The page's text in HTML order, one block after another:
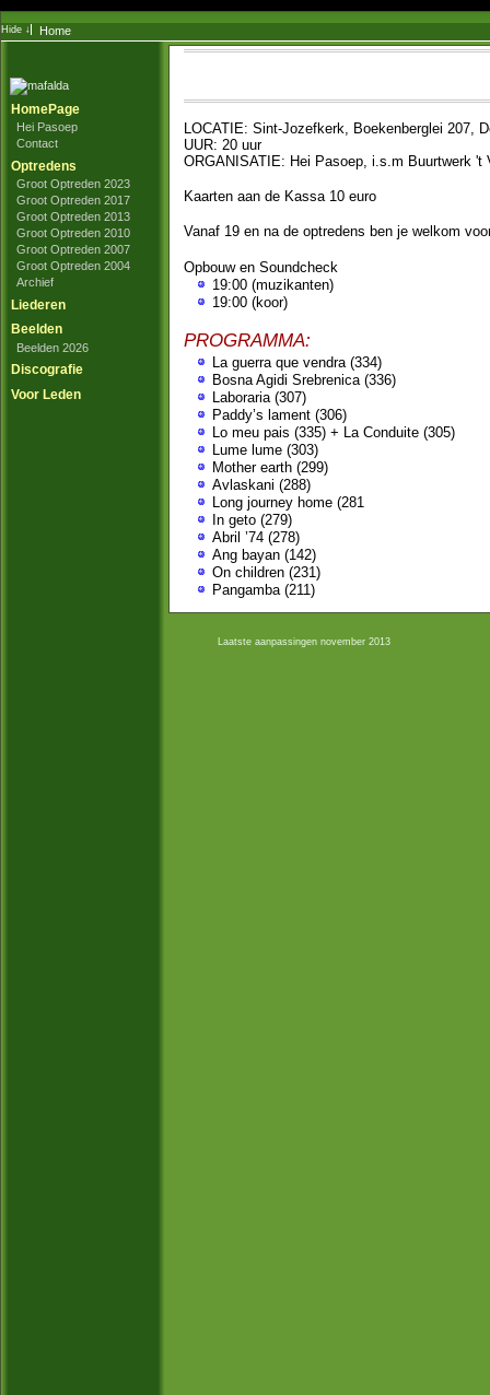
Home
HomePage
Hei Pasoep
Contact
Optredens
Groot Optreden 2023
Groot Optreden 2017
Groot Optreden 2013
Groot Optreden 2010
Groot Optreden 2007
Groot Optreden 2004
Archief
Liederen
Beelden
Beelden 2026
Discografie
Voor Leden
LOCATIE: Sint-Jozefkerk, Boekenberglei 207,
UUR: 20 uur
ORGANISATIE: Hei Pasoep, i.s.m Buurtwerk 't
Kaarten aan de Kassa 10 euro
Vanaf 19 en na de optredens ben je welkom
Opbouw en Soundcheck
19:00 (muzikanten)
19:00 (koor)
PROGRAMMA:
La guerra que vendra (334)
Bosna Agidi Srebrenica (336)
Laboraria (307)
Paddy’s lament (306)
Lo meu pais (335) + La Conduite (305)
Lume lume (303)
Mother earth (299)
Avlaskani (288)
Long journey home (281
In geto (279)
Abril ’74 (278)
Ang bayan (142)
On children (231)
Pangamba (211)
Laatste aanpassingen november 2013